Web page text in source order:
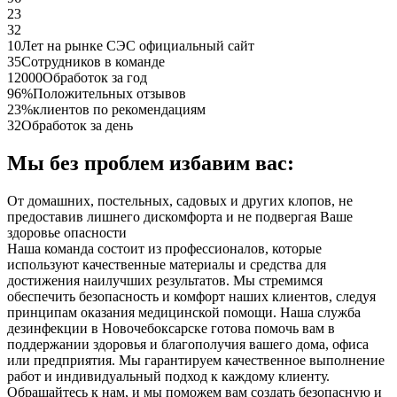
23
32
10Лет на рынке СЭС официальный сайт
35Сотрудников в команде
12000Обработок за год
96%Положительных отзывов
23%клиентов по рекомендациям
32Обработок за день
Мы без проблем избавим вас:
От домашних, постельных, садовых и других клопов, не
предоставив лишнего дискомфорта и не подвергая Ваше
здоровье опасности
Наша команда состоит из профессионалов, которые
используют качественные материалы и средства для
достижения наилучших результатов. Мы стремимся
обеспечить безопасность и комфорт наших клиентов, следуя
принципам оказания медицинской помощи. Наша служба
дезинфекции в Новочебоксарске готова помочь вам в
поддержании здоровья и благополучия вашего дома, офиса
или предприятия. Мы гарантируем качественное выполнение
работ и индивидуальный подход к каждому клиенту.
Обращайтесь к нам, и мы поможем вам создать безопасную и